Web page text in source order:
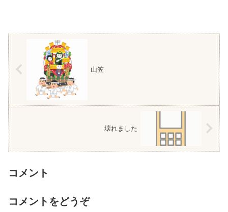
山笠
壊れました
コメント
コメントをどうぞ